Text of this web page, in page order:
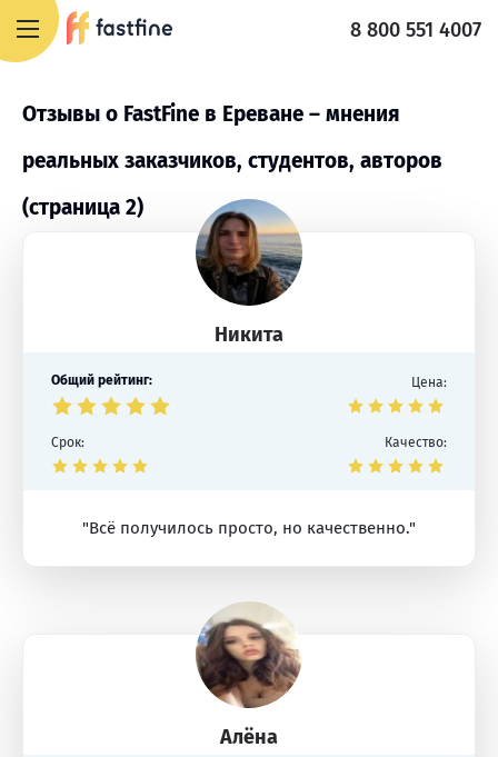
8 800 551 4007
Отзывы о FastFine в Ереване – мнения
реальных заказчиков, студентов, авторов
(страница 2)
Никита
Общий рейтинг: Цена:
Срок: Качество:
"Всё получилось просто, но качественно."
Алёна